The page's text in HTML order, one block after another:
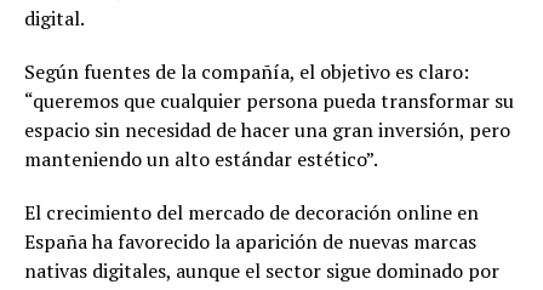
digital.
Según fuentes de la compañía, el objetivo es claro:
“queremos que cualquier persona pueda transformar su
espacio sin necesidad de hacer una gran inversión, pero
manteniendo un alto estándar estético”.
El crecimiento del mercado de decoración online en
España ha favorecido la aparición de nuevas marcas
nativas digitales, aunque el sector sigue dominado por